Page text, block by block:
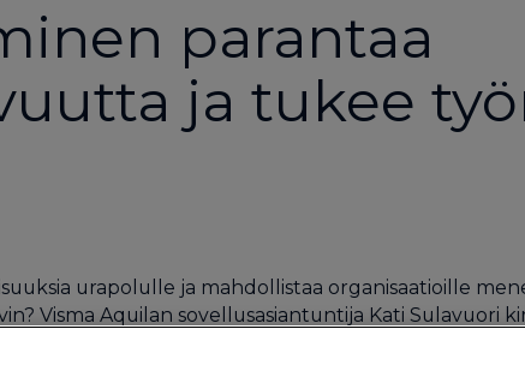
parantaa
ja tukee
urapolulle ja mahdollistaa organisaatioille
Visma Aquilan sovellusasiantuntija Kati Sulavuori
ohjelmistojen avulla osaamista hallitaan